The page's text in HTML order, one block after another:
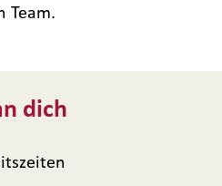
Team.
dich